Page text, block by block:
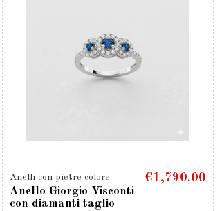
Anelli con pietre colore
Anello Giorgio Visconti
con diamanti taglio
€1,790.00